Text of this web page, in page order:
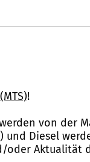
!
von der
und Diesel
oder Aktualität